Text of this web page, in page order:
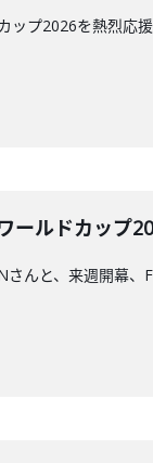
ップ2026を熱烈
ールドカップ
さんと、来週開幕